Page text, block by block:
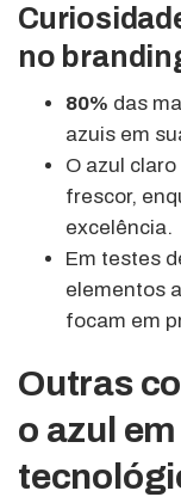
no
80% das
azuis em
O azul
frescor,
excelência.
Em testes
elementos
focam em
Outras
o azul